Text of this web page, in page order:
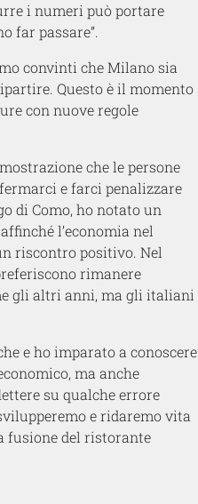
i numeri può portare
far passare”.
convinti che Milano sia
Questo è il momento
con nuove regole
che le persone
e farci penalizzare
di Como, ho notato un
l’economia nel
riscontro positivo. Nel
rimanere
gli altri anni, ma gli italiani
e ho imparato a conoscere
ma anche
su qualche errore
e ridaremo vita
fusione del ristorante